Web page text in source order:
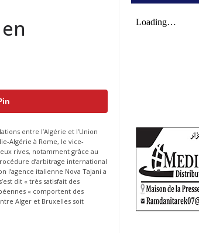
entre l’Algérie et l’Union
Algérie à Rome, le vice-
rives, notamment grâce au
d’arbitrage international
l’agence italienne Nova Tajani a
dit « très satisfait des
« comportent des
Alger et Bruxelles soit